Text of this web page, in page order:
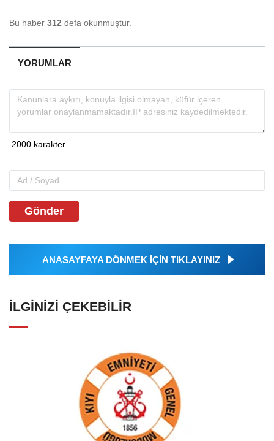
Bu haber 312 defa okunmuştur.
YORUMLAR
Gönder
ANASAYFAYA DÖNMEK İÇİN TIKLAYINIZ
İLGINIZI ÇEKEBILIR